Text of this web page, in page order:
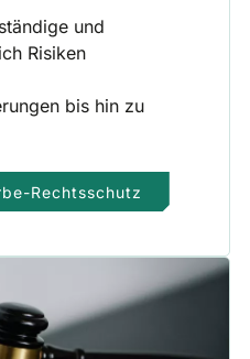
und
Risiken
bis hin zu
Rechtsschutz